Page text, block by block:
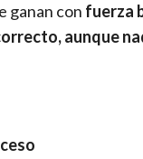
ganan con fuerza
aunque